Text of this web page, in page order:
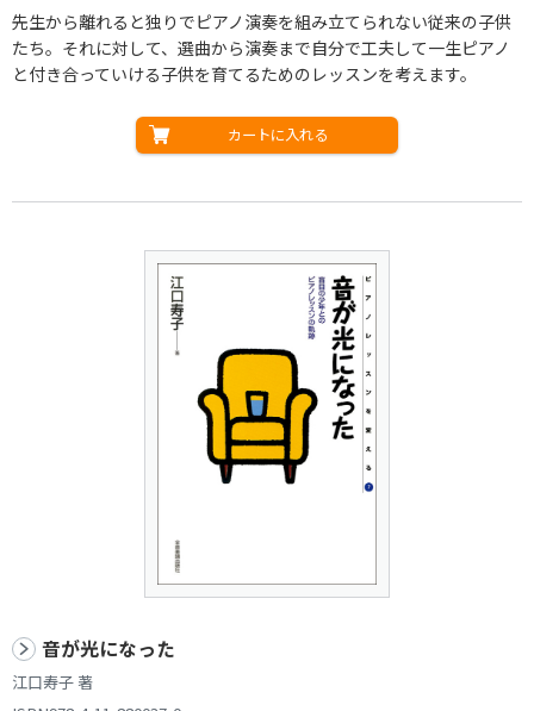
先生から離れると独りでピアノ演奏を組み立てられない従来の子供
たち。それに対して、選曲から演奏まで自分で工夫して一生ピアノ
と付き合っていける子供を育てるためのレッスンを考えます。
カートに入れる
音が光になった
江口寿子 著